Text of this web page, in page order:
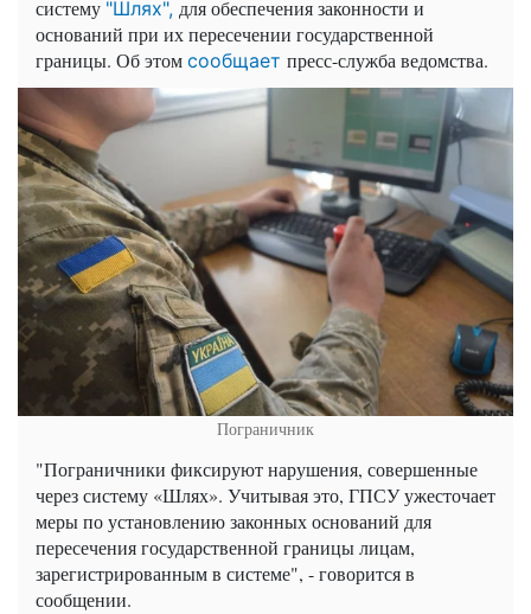
систему "Шлях", для обеспечения законности и
оснований при их пересечении государственной
границы. Об этом сообщает пресс-служба ведомства.
Пограничник
"Пограничники фиксируют нарушения, совершенные
через систему «Шлях». Учитывая это, ГПСУ ужесточает
меры по установлению законных оснований для
пересечения государственной границы лицам,
зарегистрированным в системе", - говорится в
сообщении.